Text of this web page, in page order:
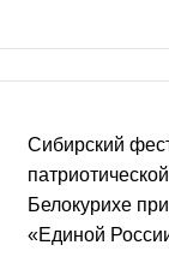
Сибирский
Белокурихе
«Единой